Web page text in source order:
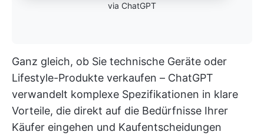
via ChatGPT
Ganz gleich, ob Sie technische Geräte oder
Lifestyle-Produkte verkaufen – ChatGPT
verwandelt komplexe Spezifikationen in klare
Vorteile, die direkt auf die Bedürfnisse Ihrer
Käufer eingehen und Kaufentscheidungen